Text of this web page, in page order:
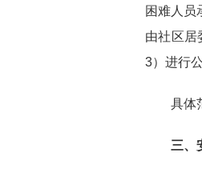
困难人员
由社区居
3）进行
具体范
三、